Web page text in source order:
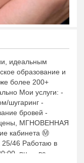
идеальным
образование и
более 200+
Мои услуги: -
шугаринг -
бровей -
цены, МГНОВЕННАЯ
кабинета Ⓜ️
25/46 Работаю в
пн — вс